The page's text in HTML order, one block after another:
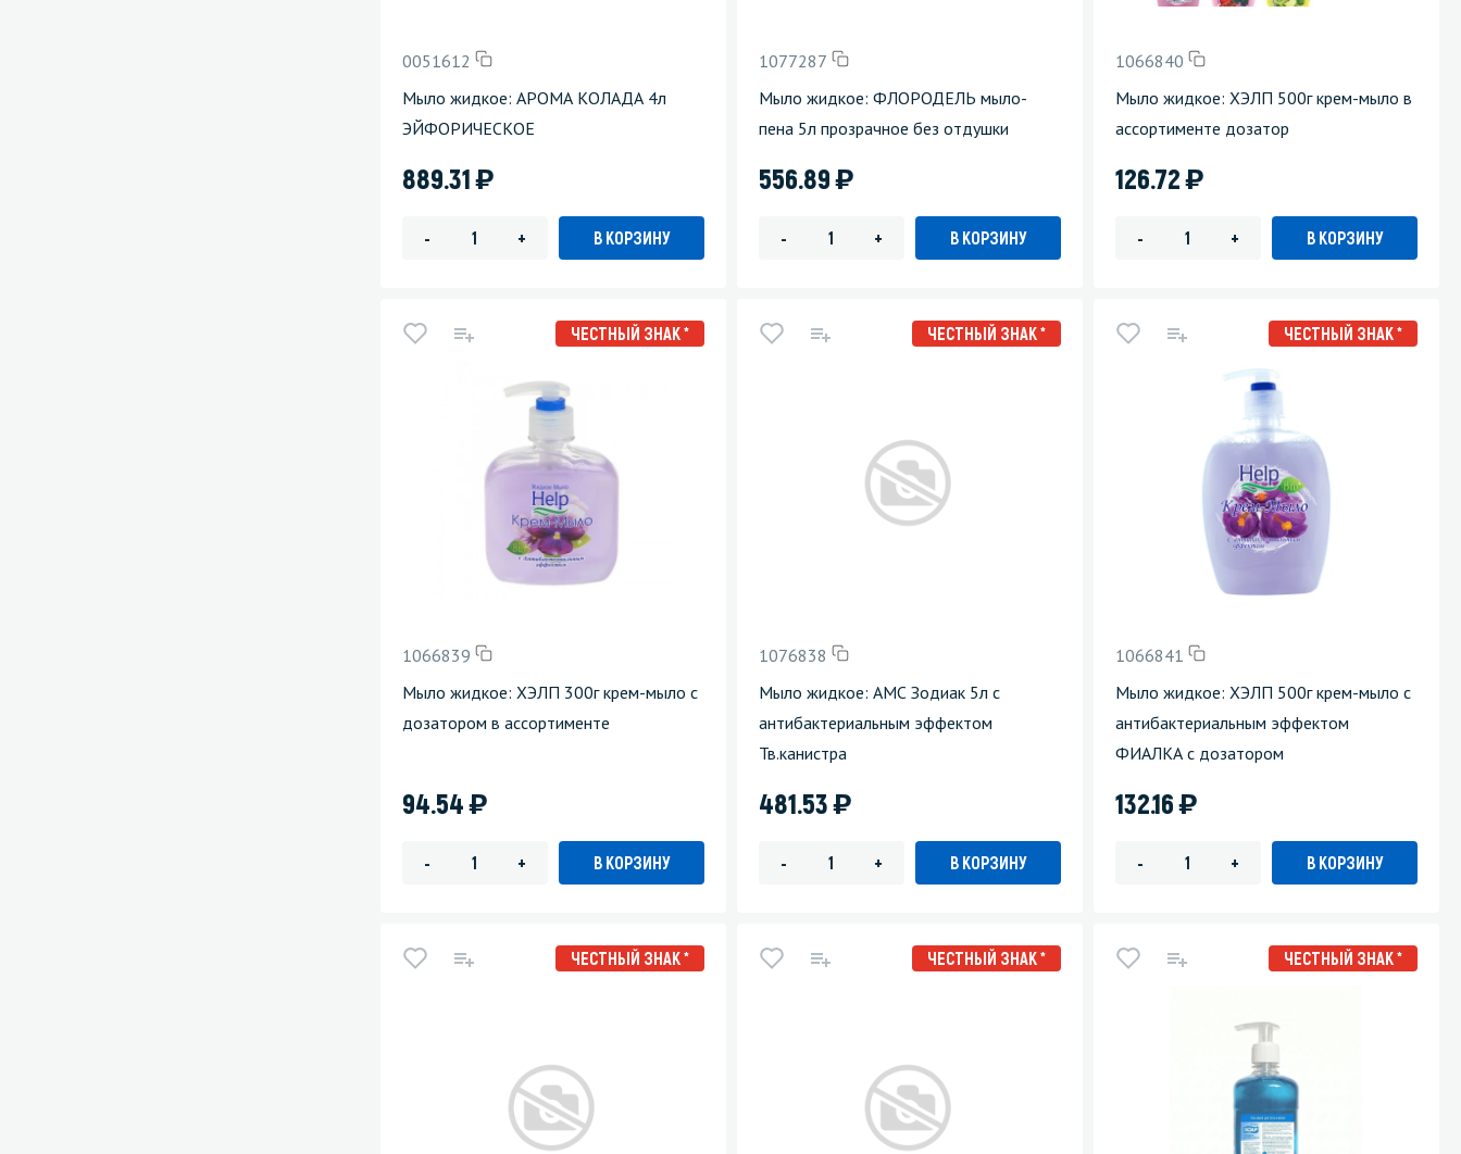
0051612
Мыло жидкое: АРОМА КОЛАДА 4л
ЭЙФОРИЧЕСКОЕ
889.31)
- + В КОРЗИНУ
1077287
Мыло жидкое: ФЛОРОДЕЛЬ мыло-
пена 5л прозрачное без отдушки
556.89)
- + В КОРЗИНУ
1066840
Мыло жидкое: ХЭЛП 500г крем-мыло в
ассортименте дозатор
126.72)
- + В КОРЗИНУ
ЧЕСТНЫЙ ЗНАК *
1066839
Мыло жидкое: ХЭЛП 300г крем-мыло с
дозатором в ассортименте
94.54)
- + В КОРЗИНУ
ЧЕСТНЫЙ ЗНАК *
1076838
Мыло жидкое: АМС Зодиак 5л с
антибактериальным эффектом
Тв.канистра
481.53)
- + В КОРЗИНУ
ЧЕСТНЫЙ ЗНАК *
1066841
Мыло жидкое: ХЭЛП 500г крем-мыло с
антибактериальным эффектом
ФИАЛКА с дозатором
132.16)
- + В КОРЗИНУ
ЧЕСТНЫЙ ЗНАК * ЧЕСТНЫЙ ЗНАК * ЧЕСТНЫЙ ЗНАК *